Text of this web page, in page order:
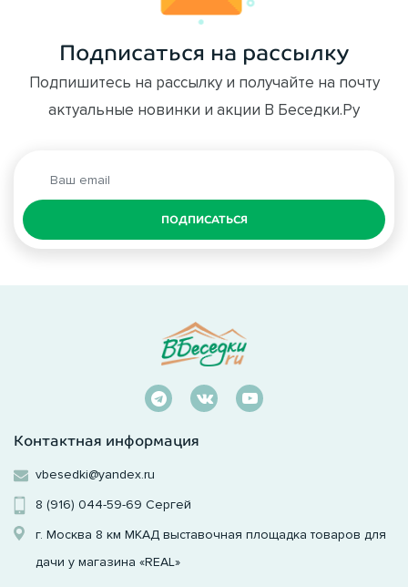
Подписаться на рассылку
Подпишитесь на рассылку и получайте на почту
актуальные новинки и акции В Беседки.Ру
ПОДПИСАТЬСЯ
Контактная информация
vbesedki@yandex.ru
8 (916) 044-59-69 Сергей
г. Москва 8 км МКАД выставочная площадка товаров для
дачи у магазина «REAL»